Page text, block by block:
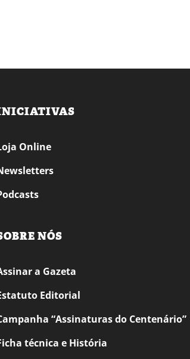
Online
NÓS
a Gazeta
Editorial
“Assinaturas do Centenário”
técnica e História